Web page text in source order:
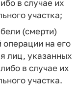
в случае их
участка;
(смерти)
операции на его
лиц, указанных
в случае их
участка.